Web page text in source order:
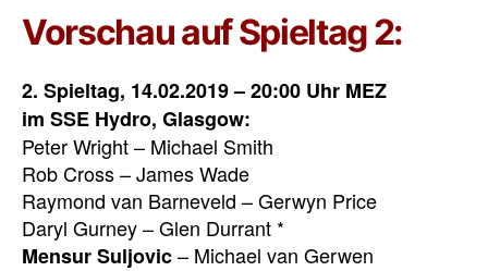
Vorschau auf Spieltag 2:
2. Spieltag, 14.02.2019 – 20:00 Uhr MEZ
im SSE Hydro, Glasgow:
Peter Wright – Michael Smith
Rob Cross – James Wade
Raymond van Barneveld – Gerwyn Price
Daryl Gurney – Glen Durrant *
Mensur Suljovic– Michael van Gerwen